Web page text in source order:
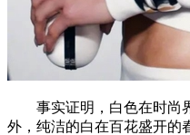
事实证明，白色在时尚
外，纯洁的白在百花盛开的